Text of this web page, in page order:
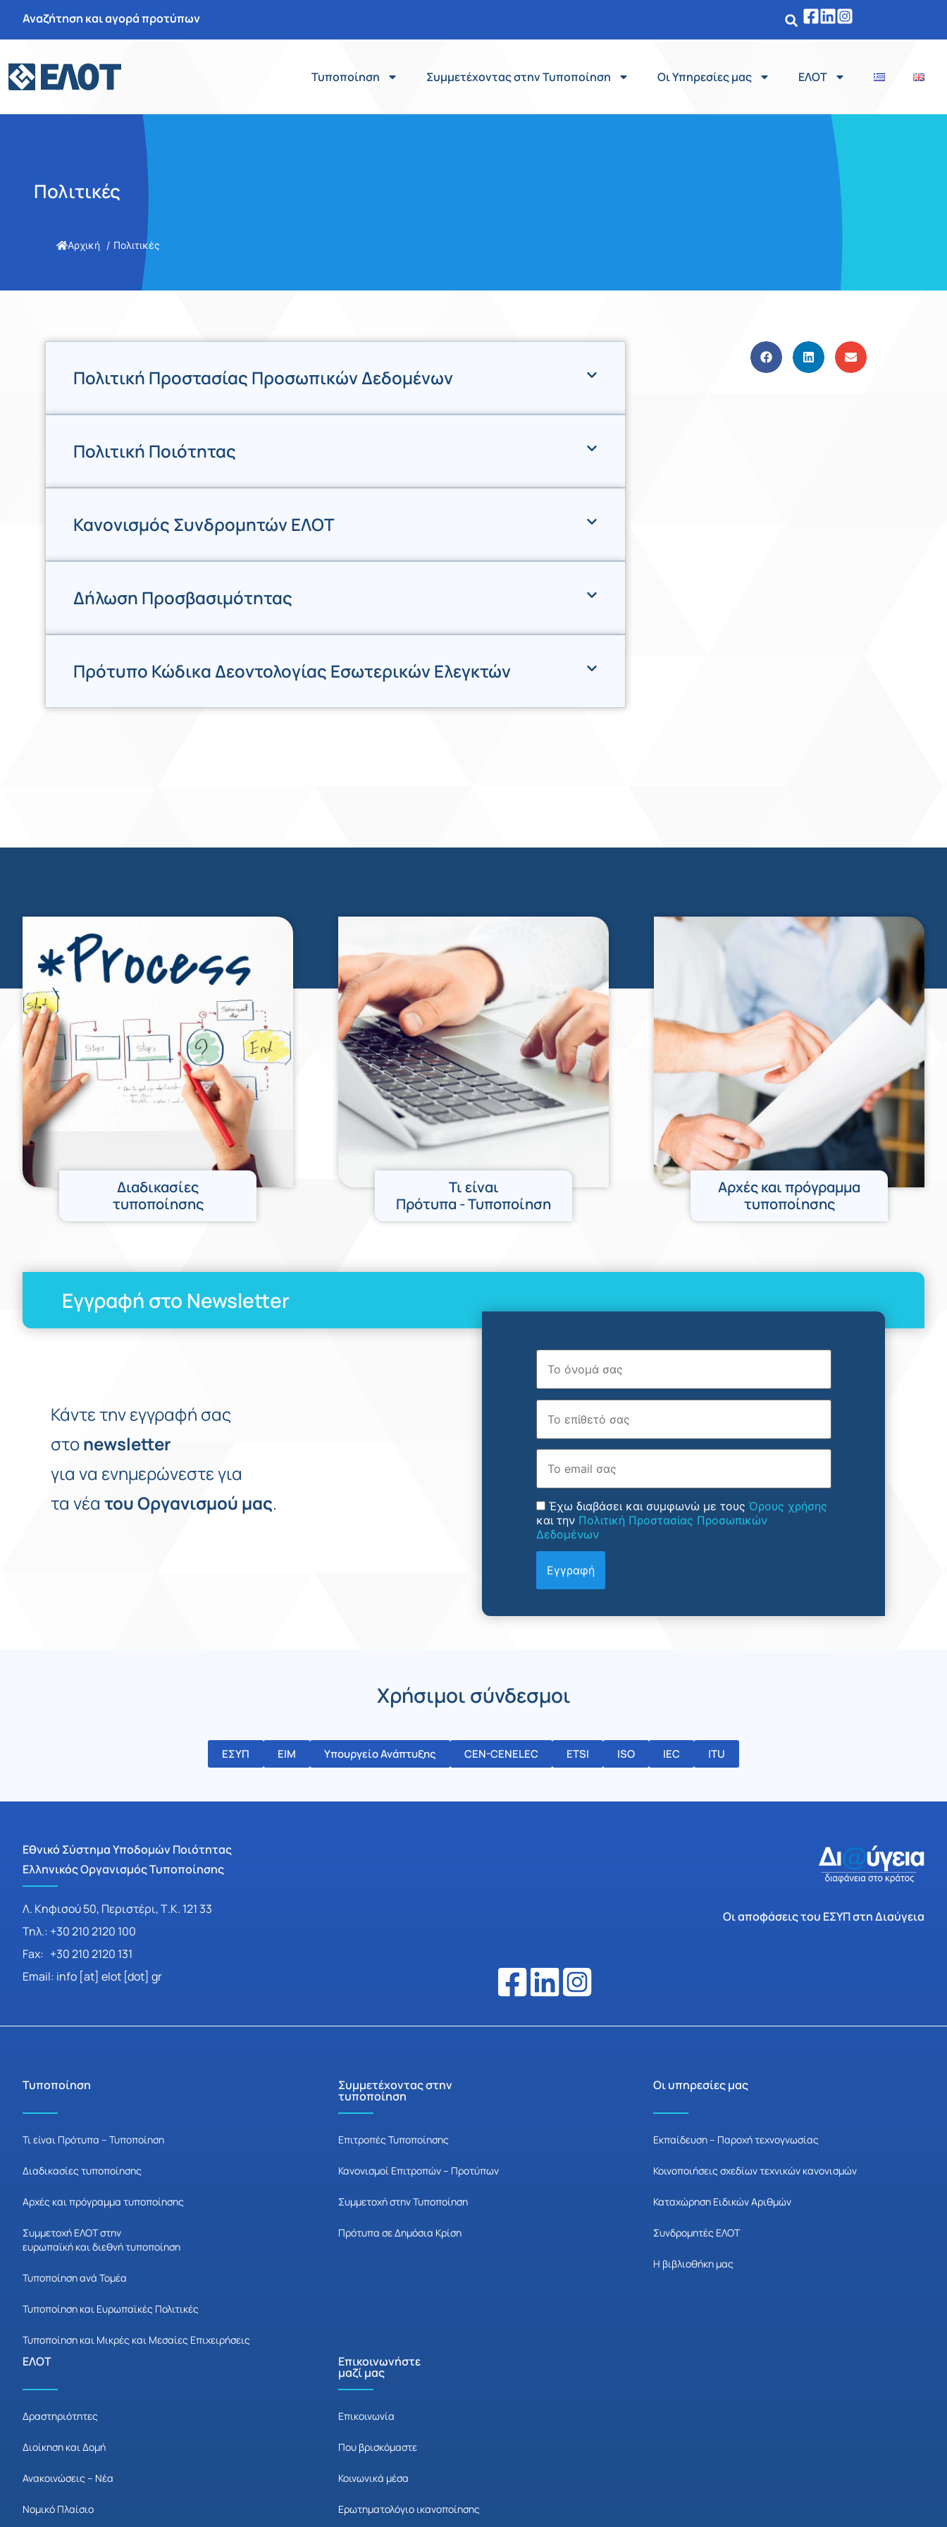
Αναζήτηση και αγορά προτύπων
Τυποποίηση Συμμετέχοντας στην Τυποποίηση Οι Υπηρεσίες μας ΕΛΟΤ
Πολιτικές
Αρχική Πολιτικές
Πολιτική Προστασίας Προσωπικών Δεδομένων
Πολιτική Ποιότητας
Κανονισμός Συνδρομητών ΕΛΟΤ
Δήλωση Προσβασιμότητας
Πρότυπο Κώδικα Δεοντολογίας Εσωτερικών Ελεγκτών
Διαδικασίες
τυποποίησης
Τι είναι
Πρότυπα - Τυποποίηση
Αρχές και πρόγραμμα
τυποποίησης
Εγγραφή στο Newsletter
Κάντε την εγγραφή σας
στοnewsletter
για να ενημερώνεστε για
τα νέα τουΟργανισμού μας.
Όνομα
Επώνυμο
Email
Έχω διαβάσει και συμφωνώ με τους Όρους χρήσης
και την Πολιτική Προστασίας Προσωπικών
Δεδομένων
Χρήσιμοι σύνδεσμοι
ΕΣΥΠ ΕΙΜ Υπουργείο Ανάπτυξης CEN-CENELEC ETSI ISO IEC ITU
Εθνικό Σύστημα Υποδομών Ποιότητας
Ελληνικός Οργανισμός Τυποποίησης
Λ. Κηφισού 50, Περιστέρι, Τ.Κ. 121 33
Τηλ.: +30 210 2120 100
Fax: +30 210 2120 131
Email: info [at] elot [dot] gr
Οι αποφάσεις του ΕΣΥΠ στη Διαύγεια
Τυποποίηση
Τι είναι Πρότυπα – Τυποποίηση
Διαδικασίες τυποποίησης
Αρχές και πρόγραμμα τυποποίησης
Συμμετοχή ΕΛΟΤ στην
ευρωπαϊκή και διεθνή τυποποίηση
Τυποποίηση ανά Τομέα
Τυποποίηση και Ευρωπαϊκές Πολιτικές
Τυποποίηση και Μικρές και Μεσαίες Επιχειρήσεις
Συμμετέχοντας στην
τυποποίηση
Επιτροπές Τυποποίησης
Κανονισμοί Επιτροπών – Προτύπων
Συμμετοχή στην Τυποποίηση
Πρότυπα σε Δημόσια Κρίση
Οι υπηρεσίες μας
Εκπαίδευση – Παροχή τεχνογνωσίας
Κοινοποιήσεις σχεδίων τεχνικών κανονισμών
Καταχώρηση Ειδικών Αριθμών
Συνδρομητές ΕΛΟΤ
Η βιβλιοθήκη μας
ΕΛΟΤ
Δραστηριότητες
Διοίκηση και Δομή
Ανακοινώσεις – Νέα
Νομικό Πλαίσιο
Επικοινωνήστε
μαζί μας
Επικοινωνία
Που βρισκόμαστε
Κοινωνικά μέσα
Ερωτηματολόγιο ικανοποίησης